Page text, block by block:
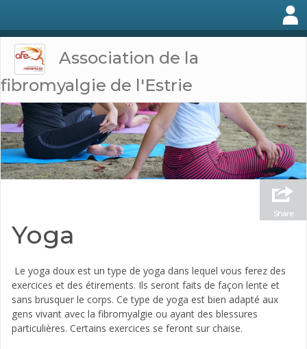
Association de la
fibromyalgie de l'Estrie
Share
Yoga
Le yoga doux est un type de yoga dans lequel vous ferez des
exercices et des étirements. Ils seront faits de façon lente et
sans brusquer le corps. Ce type de yoga est bien adapté aux
gens vivant avec la fibromyalgie ou ayant des blessures
particulières. Certains exercices se feront sur chaise.